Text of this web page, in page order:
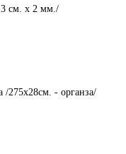
см. х 2 мм./
/275х28см. - органза/